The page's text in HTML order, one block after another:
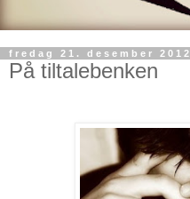
fredag 21. desember 2012
På tiltalebenken